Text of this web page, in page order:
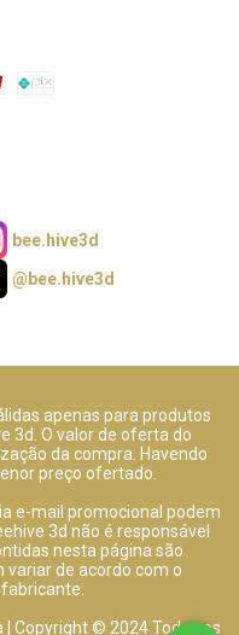
bee.hive3d
@bee.hive3d
apenas para produtos
3d. O valor de oferta do
da compra. Havendo
preço ofertado.
e-mail promocional podem
3d não é responsável
nesta página são
de acordo com o
Copyright © 2024 Todos os